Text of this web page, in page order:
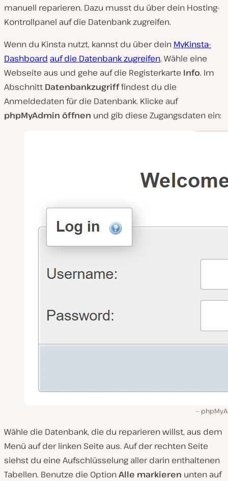
manuell reparieren. Dazu musst du über dein Hosting-
Kontrollpanel auf die Datenbank zugreifen.
Wenn du Kinsta nutzt, kannst du über dein MyKinsta-
Dashboard auf die Datenbank zugreifen. Wähle eine
Webseite aus und gehe auf die Registerkarte Info. Im
Abschnitt Datenbankzugrifffindest du die
Anmeldedaten für die Datenbank. Klicke auf
phpMyAdmin öffnen und gib diese Zugangsdaten ein:
Wähle die Datenbank, die du reparieren willst, aus dem
Menü auf der linken Seite aus. Auf der rechten Seite
siehst du eine Aufschlüsselung aller darin enthaltenen
Tabellen. Benutze die OptionAlle markieren unten auf